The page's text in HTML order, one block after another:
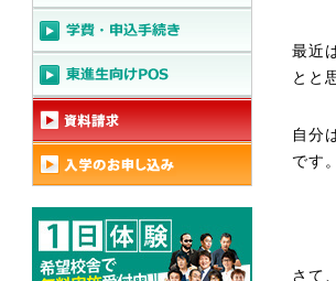
最近
とと
自分
です
さて